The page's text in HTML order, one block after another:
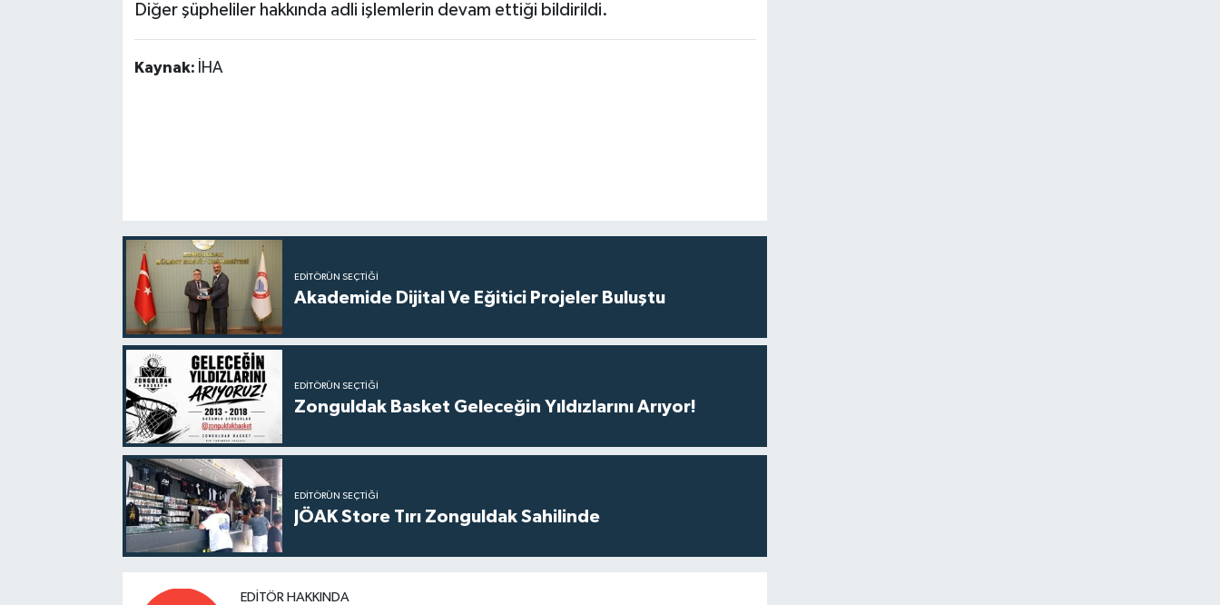
Diğer şüpheliler hakkında adli işlemlerin devam ettiği bildirildi.
Kaynak: İHA
EDITÖRÜN SEÇTIĞI
Akademide Dijital Ve Eğitici Projeler Buluştu
EDITÖRÜN SEÇTIĞI
Zonguldak Basket Geleceğin Yıldızlarını Arıyor!
EDITÖRÜN SEÇTIĞI
JÖAK Store Tırı Zonguldak Sahilinde
EDITÖR HAKKINDA